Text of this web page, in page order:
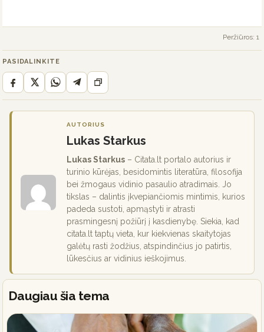
Peržiūros: 1
PASIDALINKITE
AUTORIUS
Lukas Starkus
Lukas Starkus – Citata.lt portalo autorius ir
turinio kūrėjas, besidomintis literatūra, filosofija
bei žmogaus vidinio pasaulio atradimais. Jo
tikslas – dalintis įkvepiančiomis mintimis, kurios
padeda sustoti, apmąstyti ir atrasti
prasmingesnį požiūrį į kasdienybę. Siekia, kad
citata.lt taptų vieta, kur kiekvienas skaitytojas
galėtų rasti žodžius, atspindinčius jo patirtis,
lūkesčius ar vidinius ieškojimus.
Daugiau šia tema